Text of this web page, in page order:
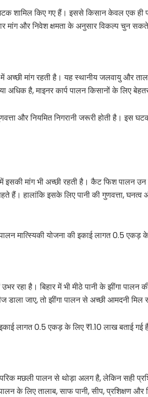
शामिल किए गए हैं। इससे किसान केवल एक ही
मांग और निवेश क्षमता के अनुसार विकल्प चुन
अच्छी मांग रहती है। यह स्थानीय जलवायु और
अधिक है, माइनर कार्प पालन किसानों के लिए
और नियमित निगरानी जरूरी होती है। इस
मांग भी अच्छी रहती है। कैट फिश पालन उन
हैं। हालांकि इसके लिए पानी की गुणवत्ता,
मात्स्यिकी योजना की इकाई लागत 0.5 एकड़
रहा है। बिहार में भी मीठे पानी के झींगा पालन
डाला जाए, तो झींगा पालन से अच्छी आमदनी
लागत 0.5 एकड़ के लिए ₹1.10 लाख बताई गई
मछली पालन से थोड़ा अलग है, लेकिन सही
के लिए तालाब, साफ पानी, सीप, प्रशिक्षण और